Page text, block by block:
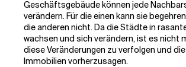
Geschäftsgebäude können jede
verändern. Für die einen kann sie
die anderen nicht. Da die Städte in
wachsen und sich verändern, ist es nicht
diese Veränderungen zu verfolgen und
Immobilien vorherzusagen.